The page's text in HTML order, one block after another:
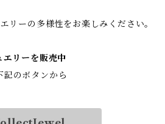
リーの多様性をお楽しみください。
リーを販売中
記のボタンから